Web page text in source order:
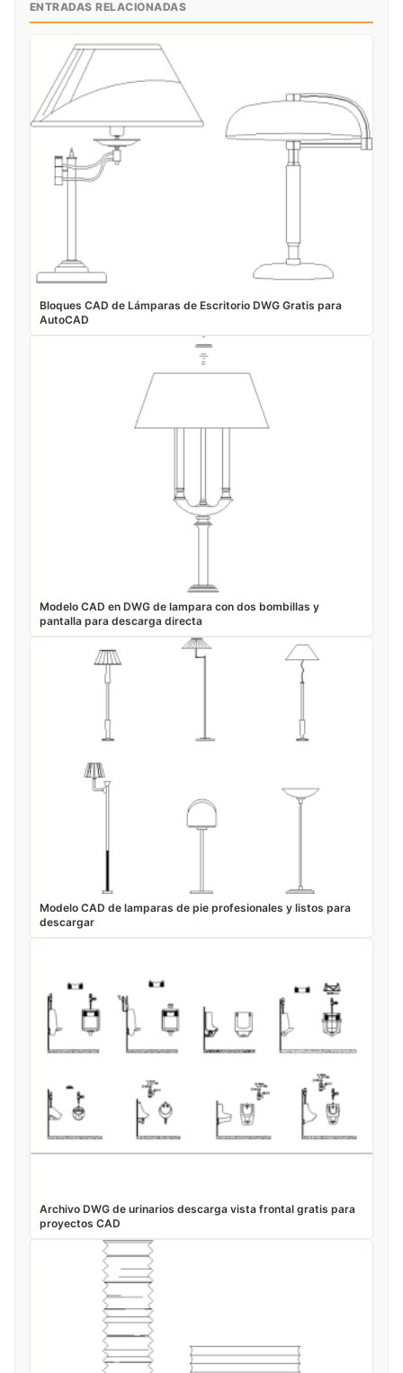
ENTRADAS RELACIONADAS
Bloques CAD de Lámparas de Escritorio DWG Gratis para
AutoCAD
Modelo CAD en DWG de lampara con dos bombillas y
pantalla para descarga directa
Modelo CAD de lamparas de pie profesionales y listos para
descargar
Archivo DWG de urinarios descarga vista frontal gratis para
proyectos CAD